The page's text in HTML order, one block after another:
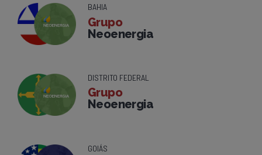
BAHIA
Grupo
Neoenergia
DISTRITO FEDERAL
Grupo
Neoenergia
GOIÁS